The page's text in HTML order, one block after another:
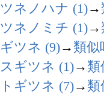
ネノハナ (1)→
ネノミチ (1)→
ツネ (9)→ 類似
スギツネ (1)→ 類
ギツネ (7)→ 類